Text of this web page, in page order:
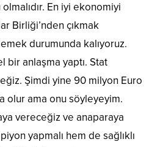
En iyi ekonomiyi
Birliği’nden çıkmak
durumunda kalıyoruz.
bir anlaşma yaptı. Stat
Şimdi yine 90 milyon Euro
olur ama onu söyleyeyim.
vereceğiz ve anaparaya
yapmalı hem de sağlıklı